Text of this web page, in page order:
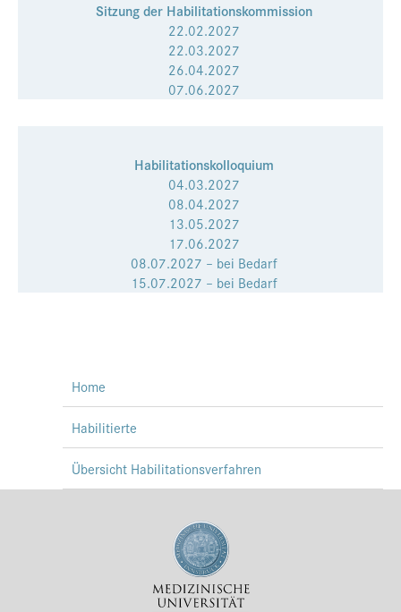
Sitzung der Habilitationskommission
22.02.2027
22.03.2027
26.04.2027
07.06.2027
Habilitationskolloquium
04.03.2027
08.04.2027
13.05.2027
17.06.2027
08.07.2027 – bei Bedarf
15.07.2027 – bei Bedarf
Home
Habilitierte
Übersicht Habilitationsverfahren